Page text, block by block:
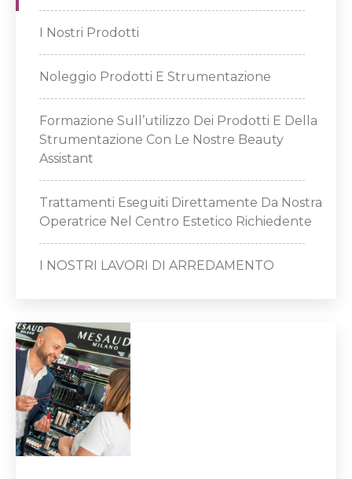
I Nostri Prodotti
Noleggio Prodotti E Strumentazione
Formazione Sull’utilizzo Dei Prodotti E Della
Strumentazione Con Le Nostre Beauty
Assistant
Trattamenti Eseguiti Direttamente Da Nostra
Operatrice Nel Centro Estetico Richiedente
I NOSTRI LAVORI DI ARREDAMENTO